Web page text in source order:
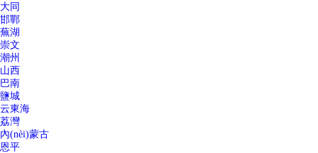
大同
邯鄲
蕪湖
崇文
潮州
山西
巴南
鹽城
云東海
荔灣
內(nèi)蒙古
恩平